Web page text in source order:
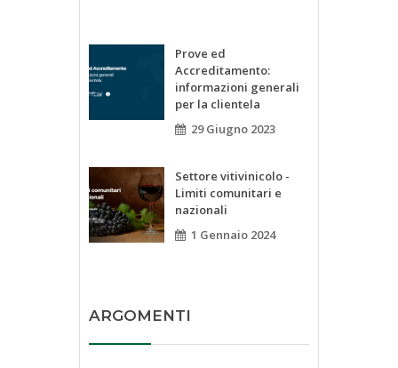
Prove ed
Accreditamento:
informazioni generali
per la clientela
29 Giugno 2023
Settore vitivinicolo -
Limiti comunitari e
nazionali
1 Gennaio 2024
ARGOMENTI